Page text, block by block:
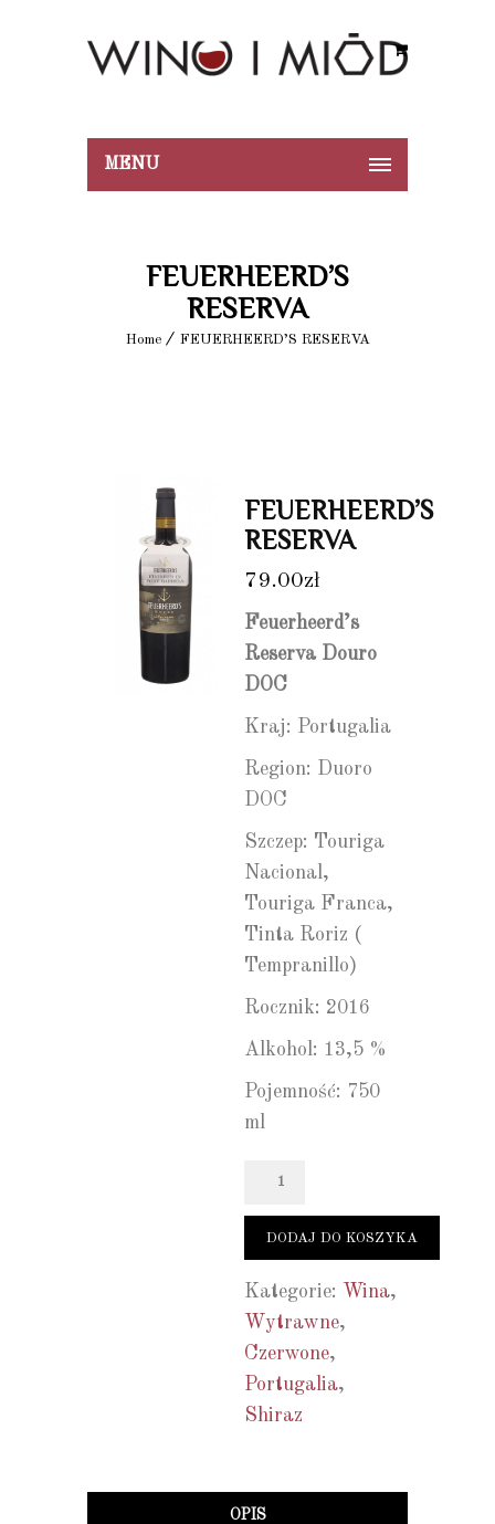
MENU
FEUERHEERD’S
RESERVA
Home FEUERHEERD’S RESERVA
FEUERHEERD’S
RESERVA
79.00zł
Feuerheerd’s
Reserva Douro
DOC
Kraj: Portugalia
Region: Duoro
DOC
Szczep: Touriga
Nacional,
Touriga Franca,
Tinta Roriz (
Tempranillo)
Rocznik: 2016
Alkohol: 13,5 %
Pojemność: 750
ml
Ilość
DODAJ DO KOSZYKA
Kategorie: Wina,
Wytrawne,
Czerwone,
Portugalia,
Shiraz
OPIS